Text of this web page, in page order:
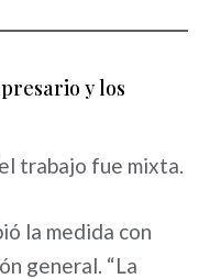
y los
trabajo fue mixta.
la medida con
general. “La